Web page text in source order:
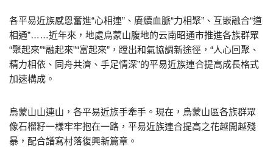
各平易近族感恩奮進“心相連”、賡續血脈“力相聚”、互嵌融合“道
相通”……近年來，地處烏蒙山腹地的云南昭通市推進各族群眾
“聚起來”“融起來”“富起來”，蹚出和氣協調新途徑，“人心回聚、
精力相依、同舟共濟、手足情深”的平易近族連合提高成長格式
加速構成。
烏蒙山山連山，各平易近族手牽手。現在，烏蒙山區各族群眾
像石榴籽一樣牢牢抱在一路，平易近族連合提高之花越開越殘
暴，配合譜寫村落復興新篇章。